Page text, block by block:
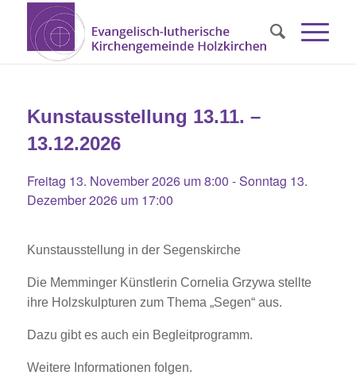
Kunstausstellung 13.11. –
13.12.2026
Freitag 13. November 2026 um 8:00 -Sonntag 13.
Dezember 2026 um 17:00
Kunstausstellung in der Segenskirche
Die Memminger Künstlerin Cornelia Grzywa stellte
ihre Holzskulpturen zum Thema „Segen“ aus.
Dazu gibt es auch ein Begleitprogramm.
Weitere Informationen folgen.